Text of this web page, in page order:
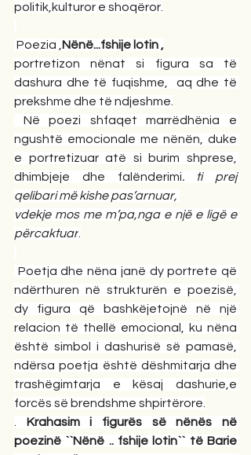
politik,kulturor e shoqëror.
Poezia , Nënë...fshije lotin ,
portretizon nënat si figura sa të
dashura dhe të fuqishme,  aq dhe të
prekshme dhe të ndjeshme.
Në poezi shfaqet marrëdhënia e
ngushtë emocionale me nënën, duke
e portretizuar atë si burim shprese,
dhimbjeje dhe falënderimi. ti prej
qelibari më kishe pas’arnuar,
vdekje mos me m’pa,nga e një e ligë e
përcaktuar
Poetja dhe nëna janë dy portrete që
ndërthuren në strukturën e poezisë,
dy figura që bashkëjetojnë në një
relacion të thellë emocional, ku nëna
është simbol i dashurisë së pamasë,
ndërsa poetja është dëshmitarja dhe
trashëgimtarja e kësaj dashurie,e
forcës së brendshme shpirtërore.
Krahasim
i figurës së nënës në
poezinë ``Nënë .. fshije lotin`` të Barie